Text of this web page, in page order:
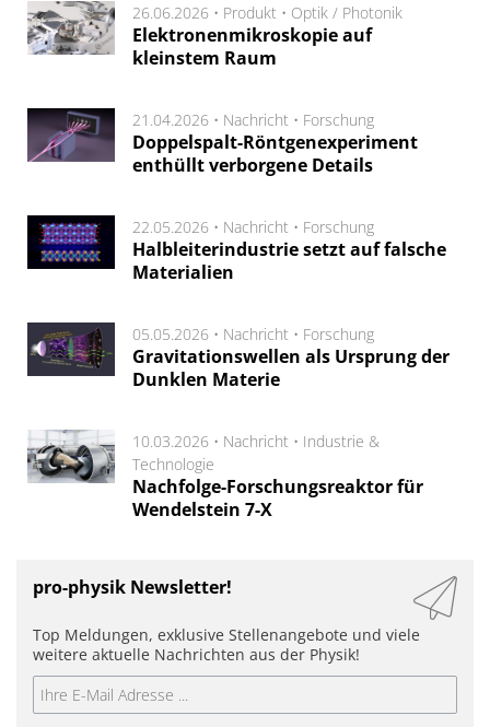
26.06.2026 • Produkt • Optik / Photonik
Elektronenmikroskopie auf
kleinstem Raum
21.04.2026 • Nachricht • Forschung
Doppelspalt-Röntgenexperiment
enthüllt verborgene Details
22.05.2026 • Nachricht • Forschung
Halbleiterindustrie setzt auf falsche
Materialien
05.05.2026 • Nachricht • Forschung
Gravitationswellen als Ursprung der
Dunklen Materie
10.03.2026 • Nachricht • Industrie &
Technologie
Nachfolge-Forschungsreaktor für
Wendelstein 7-X
pro-physik Newsletter!
Top Meldungen, exklusive Stellenangebote und viele
weitere aktuelle Nachrichten aus der Physik!